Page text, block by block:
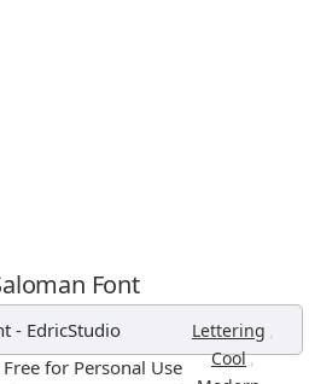
Font
- EdricStudio Lettering ,
Cool,
Free for Personal Use